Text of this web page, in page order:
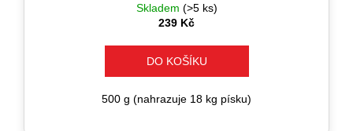
Skladem (>5 ks)
239 Kč
DO KOŠÍKU
500 g (nahrazuje 18 kg písku)